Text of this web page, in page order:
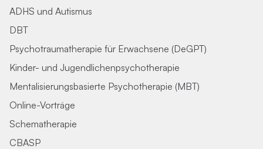
ADHS und Autismus
DBT
Psychotraumatherapie für Erwachsene (DeGPT)
Kinder- und Jugendlichenpsychotherapie
Mentalisierungsbasierte Psychotherapie (MBT)
Online-Vorträge
Schematherapie
CBASP